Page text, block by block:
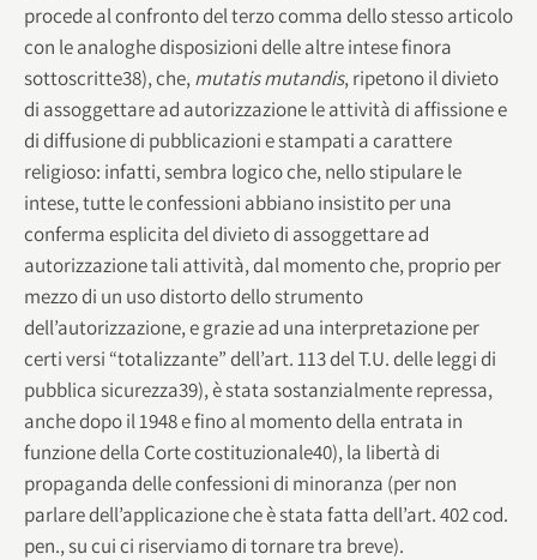
procede al confronto del terzo comma dello stesso articolo
con le analoghe disposizioni delle altre intese finora
sottoscritte38), che,mutatis mutandis, ripetono il divieto
di assoggettare ad autorizzazione le attività di affissione e
di diffusione di pubblicazioni e stampati a carattere
religioso: infatti, sembra logico che, nello stipulare le
intese, tutte le confessioni abbiano insistito per una
conferma esplicita del divieto di assoggettare ad
autorizzazione tali attività, dal momento che, proprio per
mezzo di un uso distorto dello strumento
dell’autorizzazione, e grazie ad una interpretazione per
certi versi “totalizzante” dell’art. 113 del T.U. delle leggi di
pubblica sicurezza39), è stata sostanzialmente repressa,
anche dopo il 1948 e fino al momento della entrata in
funzione della Corte costituzionale40), la libertà di
propaganda delle confessioni di minoranza (per non
parlare dell’applicazione che è stata fatta dell’art. 402 cod.
pen., su cui ci riserviamo di tornare tra breve).